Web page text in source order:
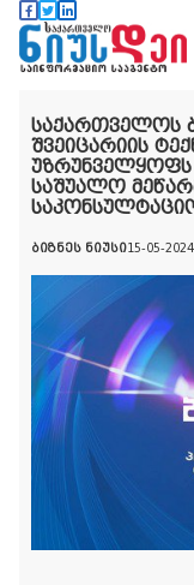
საქართველოს
შვეიცარიის
უზრუნველყოფს
საშუალო
ბიზნეს ნიუსი15-05-